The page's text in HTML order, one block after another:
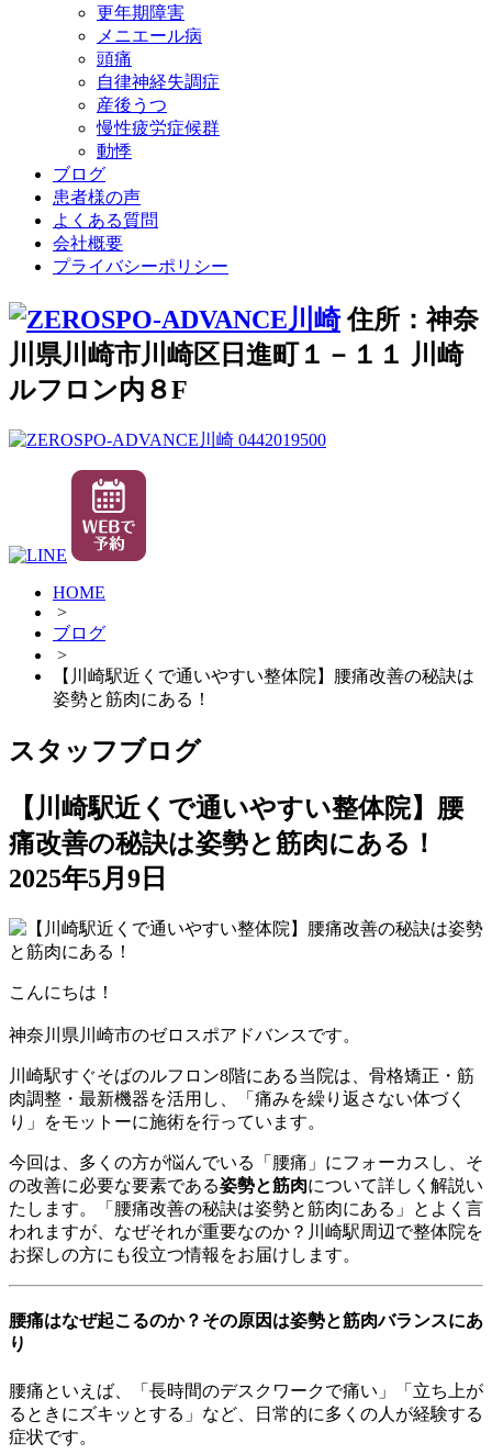
更年期障害
メニエール病
頭痛
自律神経失調症
産後うつ
慢性疲労症候群
動悸
ブログ
患者様の声
よくある質問
会社概要
プライバシーポリシー
住所：神奈
川県川崎市川崎区日進町１－１１ 川崎
ルフロン内８F
HOME
>
ブログ
>
【川崎駅近くで通いやすい整体院】腰痛改善の秘訣は
姿勢と筋肉にある！
スタッフブログ
【川崎駅近くで通いやすい整体院】腰
痛改善の秘訣は姿勢と筋肉にある！
2025年5月9日
こんにちは！
神奈川県川崎市のゼロスポアドバンスです。
川崎駅すぐそばのルフロン8階にある当院は、骨格矯正・筋
肉調整・最新機器を活用し、「痛みを繰り返さない体づく
り」をモットーに施術を行っています。
今回は、多くの方が悩んでいる「腰痛」にフォーカスし、そ
の改善に必要な要素である姿勢と筋肉について詳しく解説い
たします。「腰痛改善の秘訣は姿勢と筋肉にある」とよく言
われますが、なぜそれが重要なのか？川崎駅周辺で整体院を
お探しの方にも役立つ情報をお届けします。
腰痛はなぜ起こるのか？その原因は姿勢と筋肉バランスにあ
り
腰痛といえば、「長時間のデスクワークで痛い」「立ち上が
るときにズキッとする」など、日常的に多くの人が経験する
症状です。